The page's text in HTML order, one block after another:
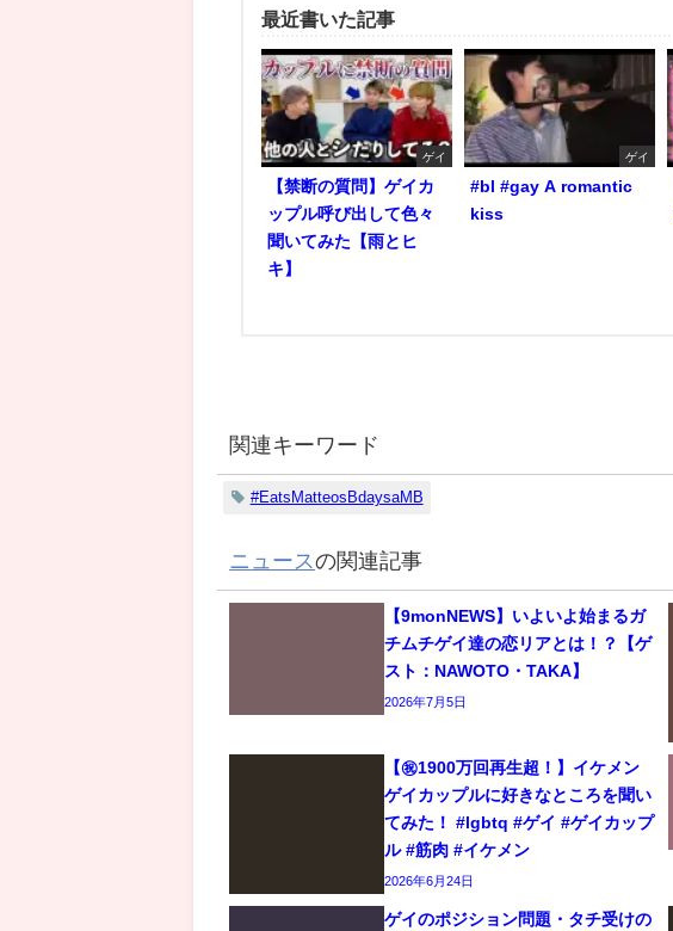
最近書いた記事
ゲイ
【禁断の質問】ゲイカ
ップル呼び出して色々
聞いてみた【雨とヒ
キ】
ゲイ
#bl #gay A romantic
kiss
関連キーワード
#EatsMatteosBdaysaMB
ニュースの関連記事
【9monNEWS】いよいよ始まるガ
チムチゲイ達の恋リアとは！？【ゲ
スト：NAWOTO・TAKA】
2026年7月5日
【㊗️1900万回再生超！】イケメン
ゲイカップルに好きなところを聞い
てみた！ #lgbtq #ゲイ #ゲイカップ
ル #筋肉 #イケメン
2026年6月24日
ゲイのポジション問題・タチ受けの